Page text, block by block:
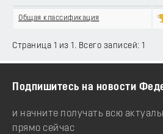
Общая классификация
Страница 1 из 1. Всего записей: 1
Подпишитесь на новости
и начните получать всю
прямо сейчас